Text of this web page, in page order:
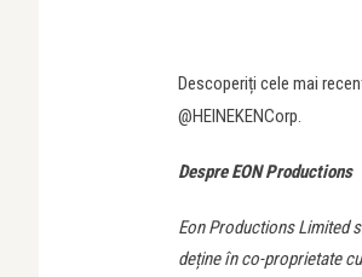
Descoperiți cele mai
@HEINEKENCorp.
Despre EON Productions
Eon Productions Limited
deține în co-proprietate